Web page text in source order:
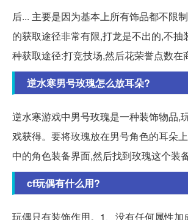
后... 主要是因为基本上所有饰品都不限
的获取途径非常有限,打龙是不出的,不抽
种获取途径:打竞技场,然后花荣誉点数在
逆水寒男号玫瑰怎么放耳朵?
逆水寒游戏中男号玫瑰是一种装饰物品,
戏获得。要将玫瑰放在男号角色的耳朵
中的角色装备界面,然后找到玫瑰这个装
cf玩偶有什么用?
玩偶只有装饰作用。1、没有任何属性加